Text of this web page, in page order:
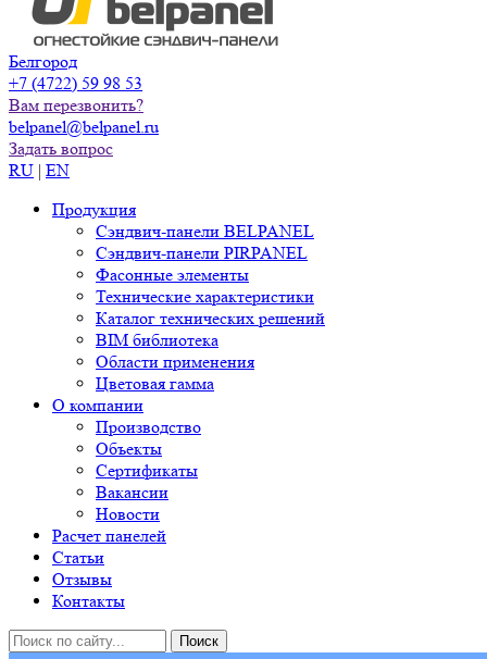
Белгород
+7 (4722) 59 98 53
Вам перезвонить?
belpanel@belpanel.ru
Задать вопрос
RU | EN
Продукция
Сэндвич-панели BELPANEL
Сэндвич-панели PIRPANEL
Фасонные элементы
Технические характеристики
Каталог технических решений
BIM библиотека
Области применения
Цветовая гамма
О компании
Производство
Объекты
Сертификаты
Вакансии
Новости
Расчет панелей
Статьи
Отзывы
Контакты